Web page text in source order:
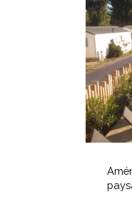
piscine
extérieure
paysagée
piscine